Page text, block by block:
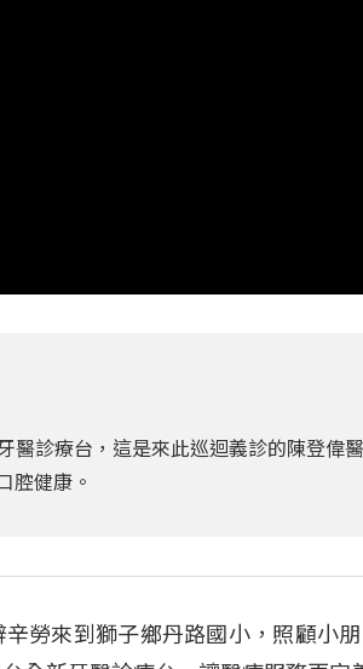
醫診療台，這是來此巡迴義診的陳登偉
腔健康。
勞來到獅子鄉丹路國小，照顧小